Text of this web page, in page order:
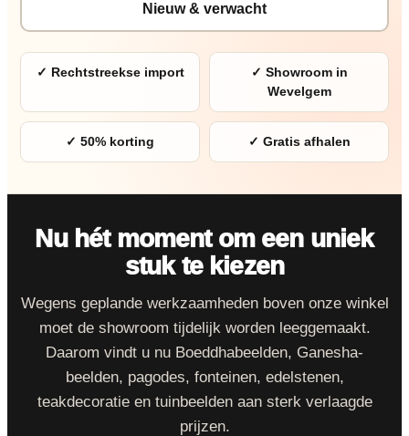
Nieuw & verwacht
✓ Rechtstreekse import
✓ Showroom in
Wevelgem
✓ 50% korting ✓ Gratis afhalen
Nu hét moment om een uniek
stuk te kiezen
Wegens geplande werkzaamheden boven onze winkel
moet de showroom tijdelijk worden leeggemaakt.
Daarom vindt u nu Boeddhabeelden, Ganesha-
beelden, pagodes, fonteinen, edelstenen,
teakdecoratie en tuinbeelden aan sterk verlaagde
prijzen.